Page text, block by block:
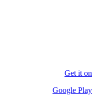
Get it on
Google Play